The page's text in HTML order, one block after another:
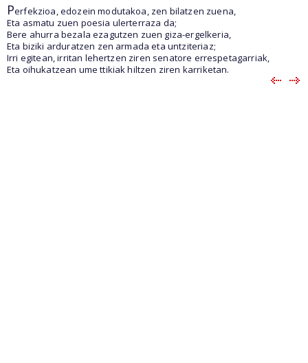
Perfekzioa, edozein modutakoa, zen bilatzen zuena,
Eta asmatu zuen poesia ulerterraza da;
Bere ahurra bezala ezagutzen zuen giza-ergelkeria,
Eta biziki arduratzen zen armada eta untziteriaz;
Irri egitean, irritan lehertzen ziren senatore errespetagarriak,
Eta oihukatzean ume ttikiak hiltzen ziren karriketan.